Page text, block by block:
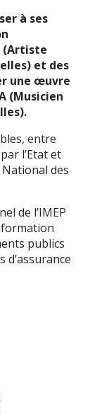
à ses
(Artiste
et des
une œuvre
(Musicien
entre
l’Etat et
des
de l’IMEP
formation
publics
d’assurance